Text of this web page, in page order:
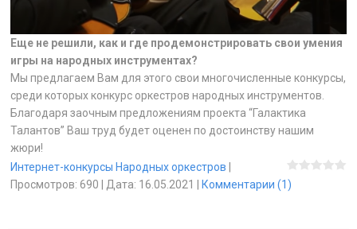
Еще не решили, как и где продемонстрировать свои умения
игры на народных инструментах?
Мы предлагаем Вам для этого свои многочисленные конкурсы,
среди которых конкурс оркестров народных инструментов.
Благодаря заочным предложениям проекта “Галактика
Талантов” Ваш труд будет оценен по достоинству нашим
жюри!
Интернет-конкурсы Народных оркестров
Просмотров: 690 Дата: 16.05.2021 Комментарии (1)